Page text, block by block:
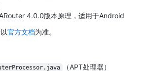
4.0.0版本原理，适用于Android
官方文档为准。
（APT处理器）